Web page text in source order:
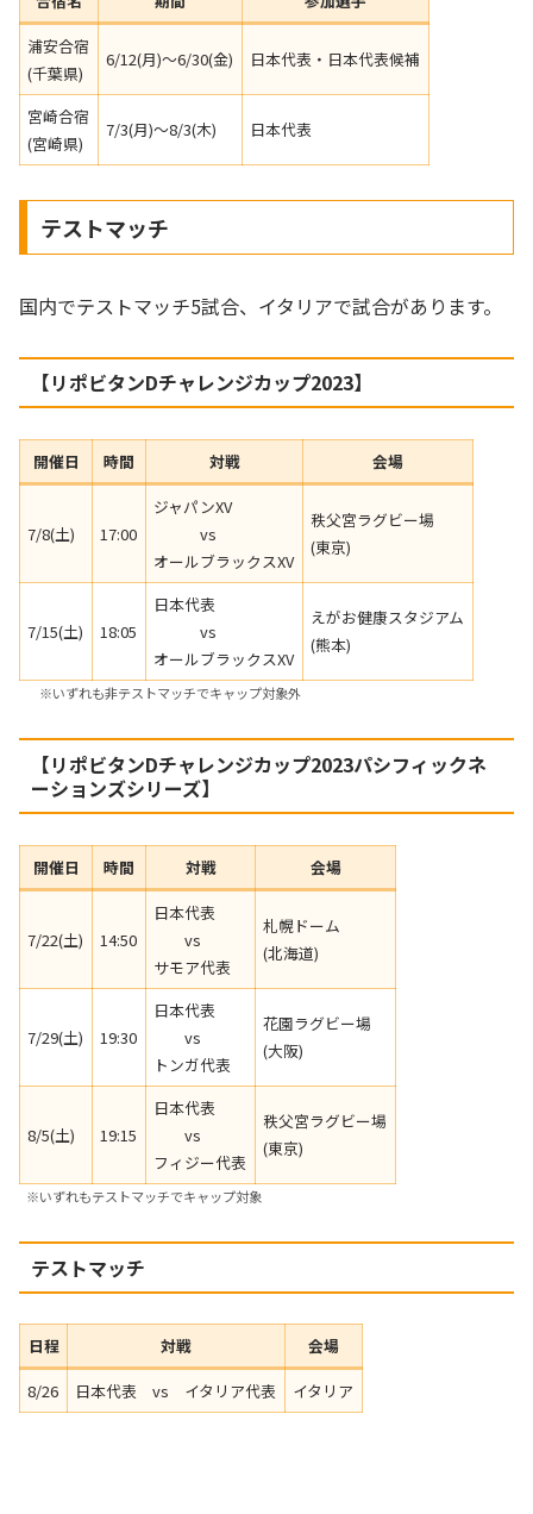
浦安合宿
(千葉県)
6/12(月)～6/30(金) 日本代表・日本代表候補
宮崎合宿
(宮崎県)
7/3(月)～8/3(木) 日本代表
テストマッチ
国内でテストマッチ5試合、イタリアで試合があります。
【リポビタンDチャレンジカップ2023】
開催日 時間 対戦 会場
7/8(土) 17:00
ジャパンXV
vs
オールブラックスXV
秩父宮ラグビー場
(東京)
7/15(土) 18:05
日本代表
vs
オールブラックスXV
えがお健康スタジアム
(熊本)
※いずれも非テストマッチでキャップ対象外
【リポビタンDチャレンジカップ2023パシフィックネ
ーションズシリーズ】
開催日 時間 対戦 会場
7/22(土) 14:50
日本代表
vs
サモア代表
札幌ドーム
(北海道)
7/29(土) 19:30
日本代表
vs
トンガ代表
花園ラグビー場
(大阪)
8/5(土) 19:15
日本代表
vs
フィジー代表
秩父宮ラグビー場
(東京)
※いずれもテストマッチでキャップ対象
テストマッチ
日程 対戦
会場
8/26
日本代表 vs イタリア代表 イタリア